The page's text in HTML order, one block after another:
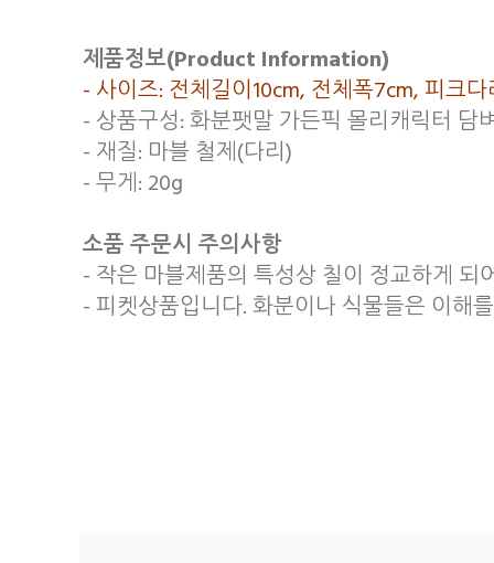
제품정보(Product Information)
- 사이즈: 전체길이10cm, 전체폭7cm, 피크
- 상품구성: 화분팻말 가든픽 몰리캐릭터 담
- 재질: 마블 철제(다리)
- 무게: 20g
소품 주문시 주의사항
- 작은 마블제품의 특성상 칠이 정교하게
- 피켓상품입니다. 화분이나 식물들은 이해